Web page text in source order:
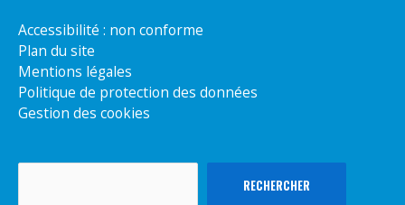
Accessibilité : non conforme
Plan du site
Mentions légales
Politique de protection des données
Gestion des cookies
RECHERCHER